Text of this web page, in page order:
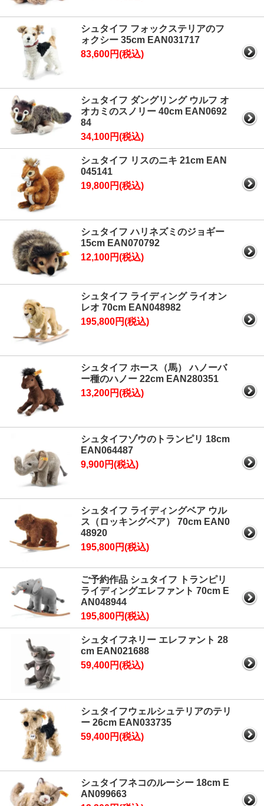
シュタイフ フォックステリアのフ
ォクシー 35cm EAN031717
83,600円(税込)
シュタイフ ダングリング ウルフ オ
オカミのスノリー 40cm EAN0692
84
34,100円(税込)
シュタイフ リスのニキ 21cm EAN
045141
19,800円(税込)
シュタイフ ハリネズミのジョギー
15cm EAN070792
12,100円(税込)
シュタイフ ライディング ライオン
レオ 70cm EAN048982
195,800円(税込)
シュタイフ ホース（馬） ハノーバ
ー種のハノー 22cm EAN280351
13,200円(税込)
シュタイフゾウのトランピリ 18cm
EAN064487
9,900円(税込)
シュタイフ ライディングベア ウル
ス（ロッキングベア） 70cm EAN0
48920
195,800円(税込)
ご予約作品 シュタイフ トランピリ
ライディングエレファント 70cm E
AN048944
195,800円(税込)
シュタイフネリー エレファント 28
cm EAN021688
59,400円(税込)
シュタイフウェルシュテリアのテリ
ー 26cm EAN033735
59,400円(税込)
シュタイフネコのルーシー 18cm E
AN099663